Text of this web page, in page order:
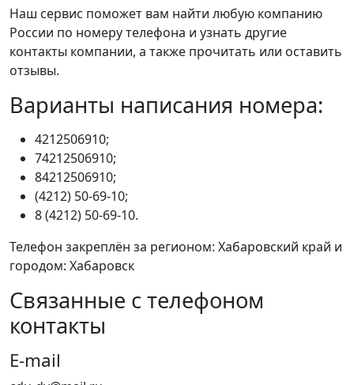
Наш сервис поможет вам найти любую компанию
России по номеру телефона и узнать другие
контакты компании, а также прочитать или оставить
отзывы.
Варианты написания номера:
4212506910;
74212506910;
84212506910;
(4212) 50-69-10;
8 (4212) 50-69-10.
Телефон закреплён за регионом: Хабаровский край и
городом: Хабаровск
Связанные с телефоном
контакты
E-mail